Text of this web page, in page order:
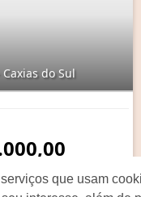
que usam
do Sul